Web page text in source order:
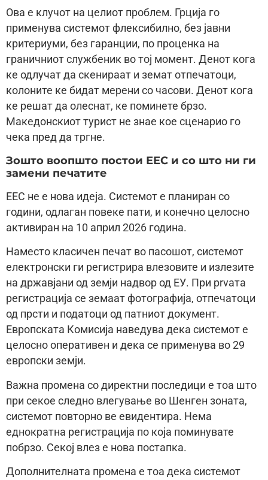
Ова е клучот на целиот проблем. Грција го
применува системот флексибилно, без јавни
критериуми, без гаранции, по проценка на
граничниот службеник во тоj момент. Денот кога
ке одлучат да скенираат и земат отпечатоци,
колоните ке бидат мерени со часови. Денот кога
ке решат да олеснат, ке поминете брзо.
Македонскиот турист не знае кое сценарио го
чека пред да тргне.
Зошто воопшто постои ЕЕС и со што ни ги
замени печатите
ЕЕС не е нова идеjа. Системот е планиран со
години, одлаган повеке пати, и конечно целосно
активиран на 10 април 2026 година.
Наместо класичен печат во пасошот, системот
електронски ги регистрира влезовите и излезите
на државjани од земји надвор од ЕУ. При prvата
регистрација се земаат фотографиjа, отпечатоци
од прсти и податоци од патниот документ.
Европската Комисиjа наведува дека системот е
целосно оперативен и дека се применува во 29
европски земји.
Важна промена со директни последици е тоа што
при секое следно влегување во Шенген зоната,
системот повторно ве евидентира. Нема
еднократна регистрациjа по коjа поминувате
побрзо. Секоj влез е нова постапка.
Дополнителната промена е тоа дека системот